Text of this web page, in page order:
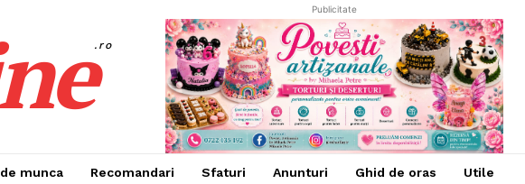
.ro
Publicitate
munca Recomandari Sfaturi Anunturi Ghid de oras Utile